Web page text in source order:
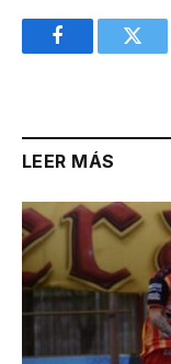
Facebook
LEER MÁS